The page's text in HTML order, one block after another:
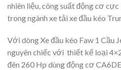
nhiên liệu, công suất động cơ
trong ngành xe tải xe đầu kéo
Với dòng Xe đầu kéo Faw 1 Cầu
nguyên chiếc với thiết kế loại
đên 260 Hp dùng động cơ